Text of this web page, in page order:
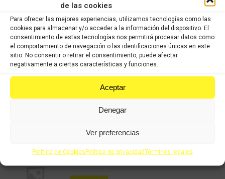
de las cookies
Para ofrecer las mejores experiencias, utilizamos tecnologías como las
cookies para almacenar y/o acceder a la información del dispositivo. El
consentimiento de estas tecnologías nos permitirá procesar datos como
el comportamiento de navegación o las identificaciones únicas en este
sitio. No consentir o retirar el consentimiento, puede afectar
negativamente a ciertas características y funciones.
Aceptar
Denegar
Ver preferencias
Política de CookiesPolítica de privacidadTérminos legales
trasera
Honda
Sh
125cc
2008-
2012
2012
Share this product
Share
Share
Share
Pinterest
Share
on
LinkedIn
Productos relacionados
Honda CB 250cc